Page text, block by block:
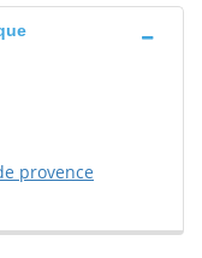
provence